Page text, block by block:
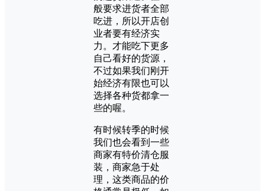
般要求进货者全部
吃进，所以开店创
业者要有经济实
力。才能吃下更多
自己看好的货源，
不过如果我们刚开
始经济有限也可以
选择各种货都拿一
些的喔。
有时候转季的时候
我们也会看到一些
商家有特价清仓服
装，商家急于处
理，这类商品的价